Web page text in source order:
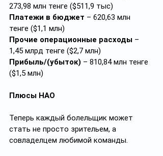
273,98 млн тенге ($511,9 тыс)
Платежи в бюджет – 620,63 млн
тенге ($1,1 млн)
Прочие операционные расходы –
1,45 млрд тенге ($2,7 млн)
Прибыль/(убыток) – 810,84 млн тенге
($1,5 млн)
Плюсы НАО
Теперь каждый болельщик может
стать не просто зрительем, а
совладелцем любимой команды.